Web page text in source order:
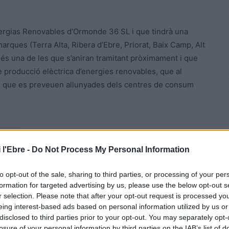
l'Ebre - Do Not Process My Personal Information
opt-out of the sale, sharing to third parties, or processing of your
for targeted advertising by us, please use the below opt-out
selection. Please note that after your opt-out request is processed
interest-based ads based on personal information utilized by us
to third parties prior to your opt-out. You may separately
Renovables d’Ormonde 36 SL i que tindrà una
(Terra Alta, Ribera d’Ebre, Priorat, Baix Camp, Alt
una de les que s’aniran tramitant pròximament i que
elèctrica d’energies renovables, que al
es preveuen allunyades dels centres de consum